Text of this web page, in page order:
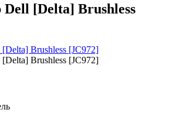
Dell [Delta] Brushless